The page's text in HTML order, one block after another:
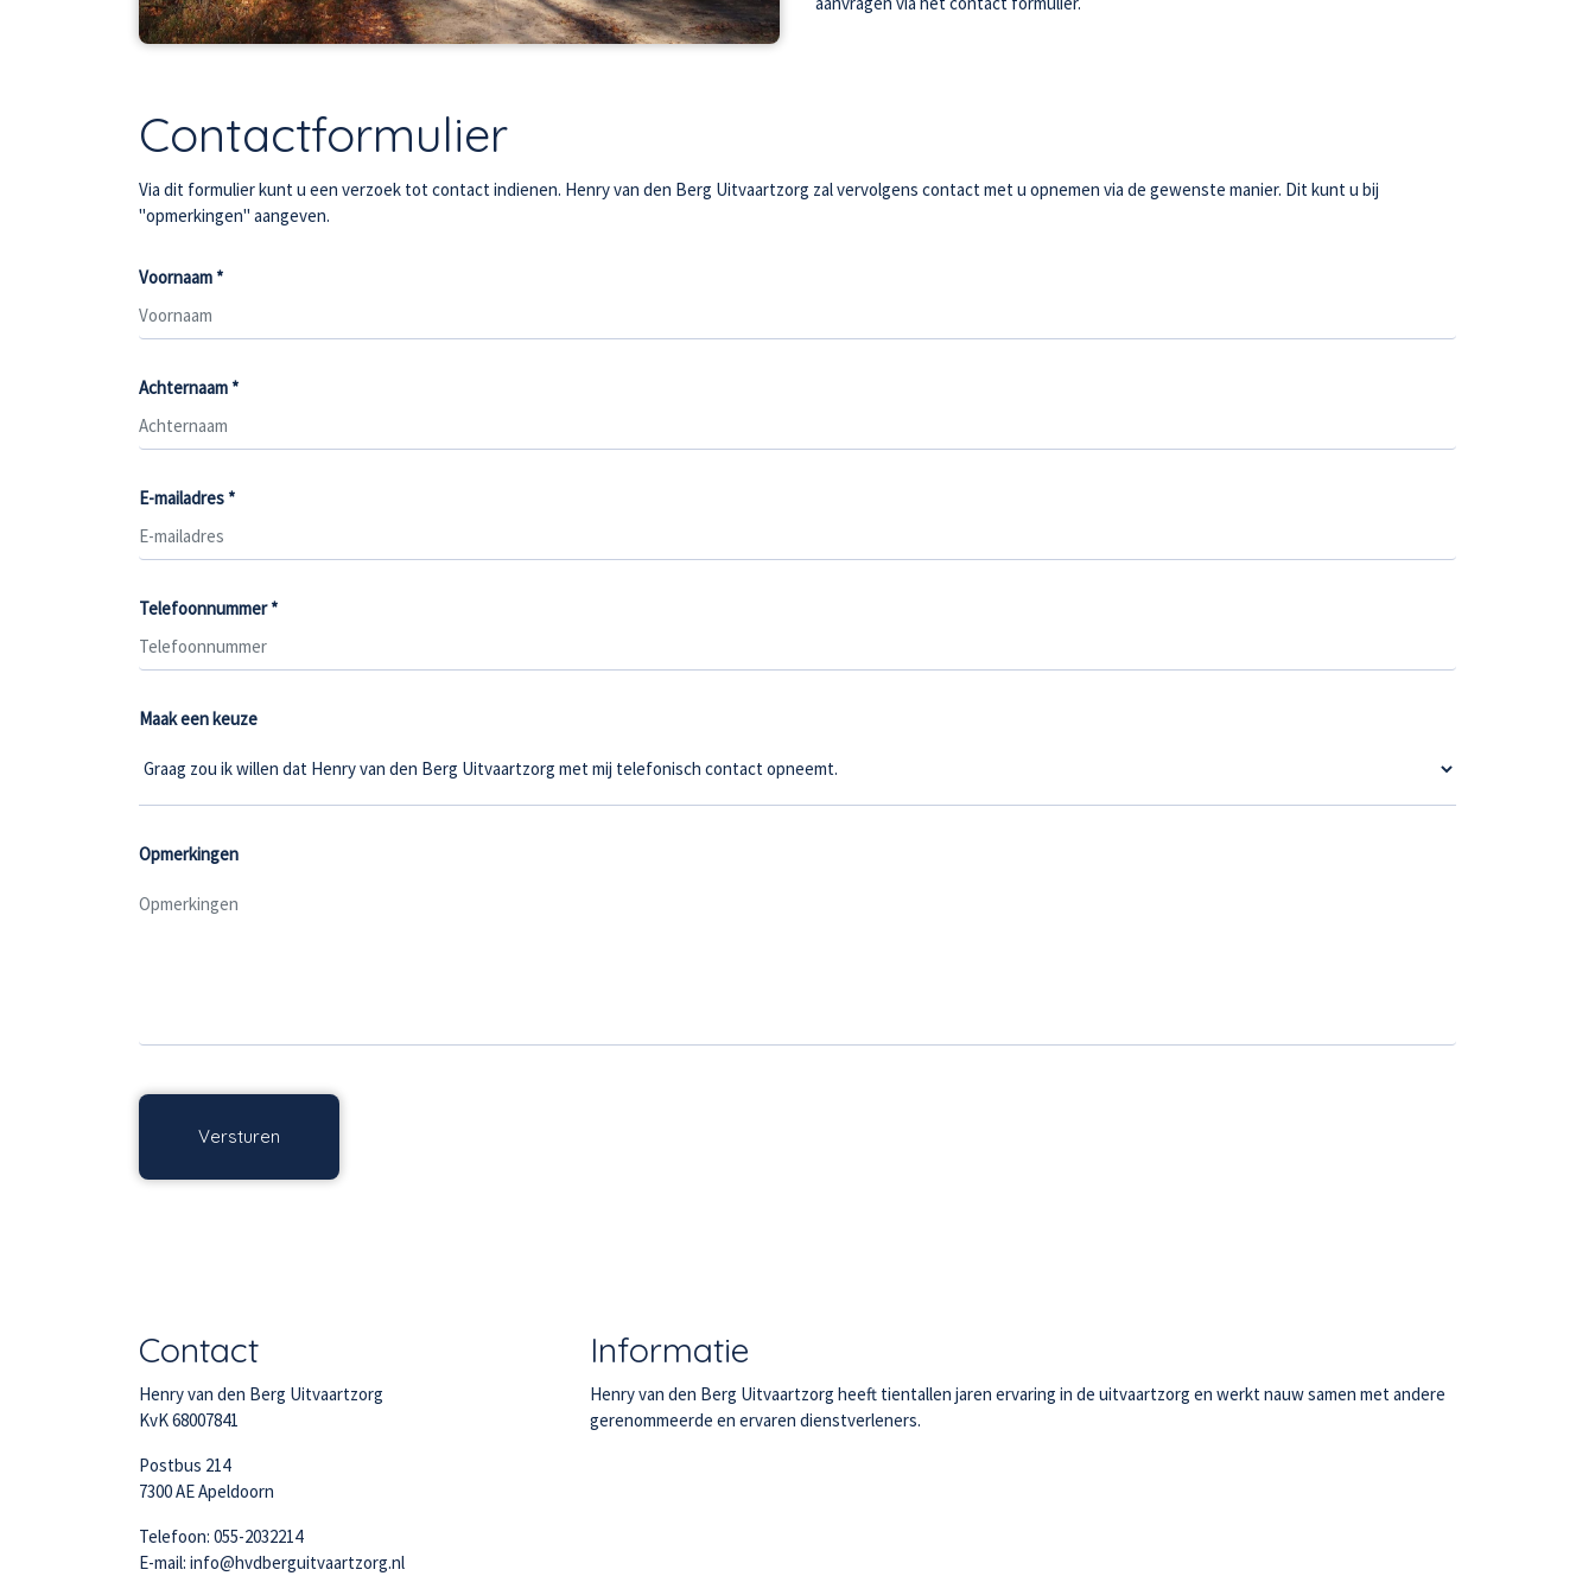
Contactformulier
Via dit formulier kunt u een verzoek tot contact indienen. Henry van den Berg Uitvaartzorg zal vervolgens contact met u opnemen via de gewenste manier. Dit kunt u bij
"opmerkingen" aangeven.
Voornaam *
Achternaam *
E-mailadres *
Telefoonnummer *
Maak een keuze
Opmerkingen
Contact
Henry van den Berg Uitvaartzorg
KvK 68007841
Postbus 214
7300 AE Apeldoorn
Telefoon: 055-2032214
E-mail: info@hvdberguitvaartzorg.nl
Informatie
Henry van den Berg Uitvaartzorg heeft tientallen jaren ervaring in de uitvaartzorg en werkt nauw samen met andere
gerenommeerde en ervaren dienstverleners.